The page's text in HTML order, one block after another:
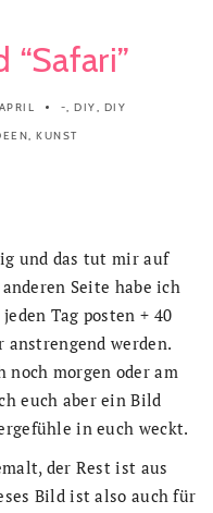
-, DIY, DIY
,KUNST
und das tut mir auf
Seite habe ich
Tag posten + 40
anstrengend werden.
morgen oder am
euch aber ein Bild
in euch weckt.
der Rest ist aus
Bild ist also auch für